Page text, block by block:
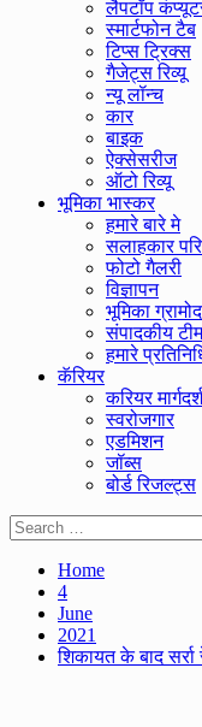
लैपटॉप
स्मार्टफोन टैब
टिप्स ट्रिक्स
गैजेट्स रिव्यू
न्यू लॉन्च
कार
बाइक
ऐक्सेसरीज
ऑटो रिव्यू
भूमिका भास्कर
हमारे बारे मे
सलाहकार
फोटो गैलरी
विज्ञापन
भूमिका
संपादकीय टीम
हमारे
कॅरियर
करियर
स्वरोजगार
एडमिशन
जॉब्स
बोर्ड रिजल्ट्स
Search
for:
Home
4
June
2021
शिकायत के बाद